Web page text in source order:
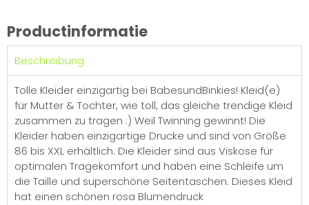
Productinformatie
Beschreibung
Tolle Kleider einzigartig bei BabesundBinkies! Kleid(e)
für Mutter & Tochter, wie toll, das gleiche trendige Kleid
zusammen zu tragen :) Weil Twinning gewinnt! Die
Kleider haben einzigartige Drucke und sind von Größe
86 bis XXL erhältlich. Die Kleider sind aus Viskose für
optimalen Tragekomfort und haben eine Schleife um
die Taille und superschöne Seitentaschen. Dieses Kleid
hat einen schönen rosa Blumendruck